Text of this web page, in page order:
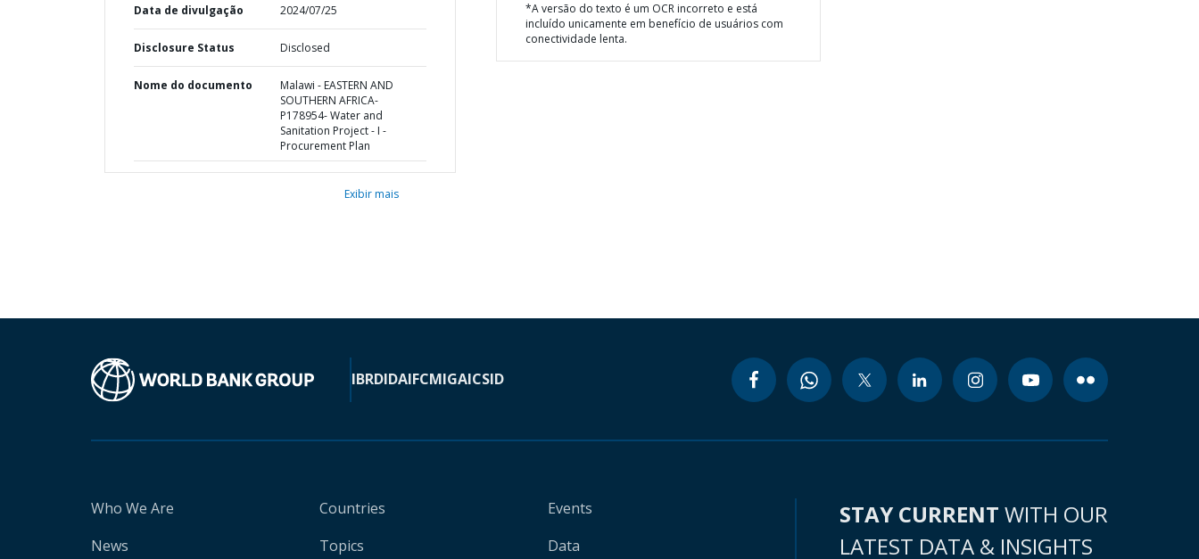
Data de divulgação 2024/07/25
Disclosure Status Disclosed
Nome do documento
Malawi - EASTERN AND
SOUTHERN AFRICA-
P178954- Water and
Sanitation Project - I -
Procurement Plan
Exibir mais
*A versão do texto é um OCR incorreto e está
incluído unicamente em benefício de usuários com
conectividade lenta.
IBRDIDAIFCMIGAICSID
Who We Are
News
Countries
Topics
Events
Data
STAY CURRENT WITH OUR
LATEST DATA & INSIGHTS